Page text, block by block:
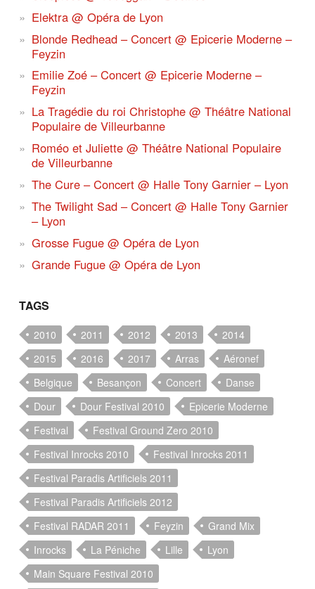
Elektra @ Opéra de Lyon
Blonde Redhead – Concert @ Epicerie Moderne –
Feyzin
Emilie Zoé – Concert @ Epicerie Moderne –
Feyzin
La Tragédie du roi Christophe @ Théâtre National
Populaire de Villeurbanne
Roméo et Juliette @ Théâtre National Populaire
de Villeurbanne
The Cure – Concert @ Halle Tony Garnier – Lyon
The Twilight Sad – Concert @ Halle Tony Garnier
– Lyon
Grosse Fugue @ Opéra de Lyon
Grande Fugue @ Opéra de Lyon
TAGS
2010 2011 2012 2013
2014
2015
2016 2017 Arras
Aéronef
Belgique
Besançon Concert
Danse
Dour
Dour Festival 2010
Epicerie Moderne
Festival
Festival Ground Zero 2010
Festival Inrocks 2010
Festival Inrocks 2011
Festival Paradis Artificiels 2011
Festival Paradis Artificiels 2012
Festival RADAR 2011
Feyzin
Grand Mix
Inrocks
La Péniche Lille
Lyon
Main Square Festival 2010